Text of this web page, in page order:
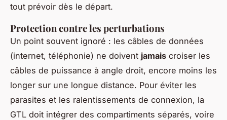
tout prévoir dès le départ.
Protection contre les perturbations
Un point souvent ignoré : les câbles de données
(internet, téléphonie) ne doivent jamais croiser les
câbles de puissance à angle droit, encore moins les
longer sur une longue distance. Pour éviter les
parasites et les ralentissements de connexion, la
GTL doit intégrer des compartiments séparés, voire